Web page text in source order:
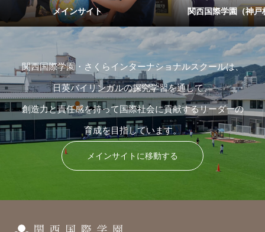
メインサイト 関西国際学園（神戸
関西国際学園・さくらインターナショナルスクールは、
日英バイリンガルの探究学習を通して、
創造力と責任感を持って国際社会に貢献するリーダーの
育成を目指しています。
メインサイトに移動する